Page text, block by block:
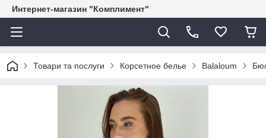
Интернет-магазин "Комплимент"
Товари та послуги Корсетное белье Balaloum